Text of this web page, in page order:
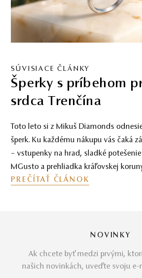
SÚVISIACE ČLÁNKY
Investičné diamanty
bez marketingových
Odborný pohľad na investičné
marketingových obalov. Ako
hodnotu, vyhnúť sa preplateniu a
rozumom.
PREČÍTAŤ ČLÁNOK
NOVINKY
Ak chcete byť medzi prvými,
našich novinkách, uveďte svoju